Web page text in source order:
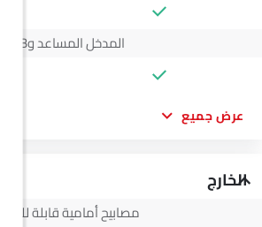
المدخل المساعد وUSB
عرض جميع
الخارج
مصابيح أمامية قابلة للتعديل